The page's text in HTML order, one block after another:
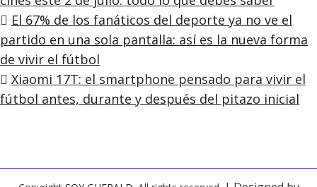
El 67% de los fanáticos del deporte ya no ve el
partido en una sola pantalla: así es la nueva forma
de vivir el fútbol
Xiaomi 17T: el smartphone pensado para vivir el
fútbol antes, durante y después del pitazo inicial